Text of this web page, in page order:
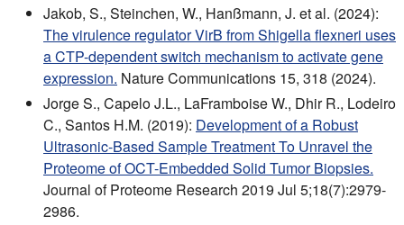
Jakob, S., Steinchen, W., Hanßmann, J. et al. (2024):
The virulence regulator VirB from Shigella flexneri uses
a CTP-dependent switch mechanism to activate gene
expression. Nature Communications 15, 318 (2024).
Jorge S., Capelo J.L., LaFramboise W., Dhir R., Lodeiro
C., Santos H.M. (2019): Development of a Robust
Ultrasonic-Based Sample Treatment To Unravel the
Proteome of OCT-Embedded Solid Tumor Biopsies.
Journal of Proteome Research 2019 Jul 5;18(7):2979-
2986.